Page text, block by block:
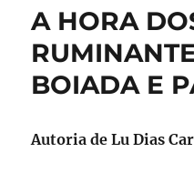
A HORA
BOIADA E
Autoria deLu Dias